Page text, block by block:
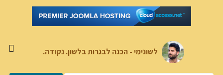
לשונימי - הכנה לבגרות בלשון. נקודה.